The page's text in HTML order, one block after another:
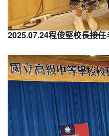
2025.07.24程俊堅校長接